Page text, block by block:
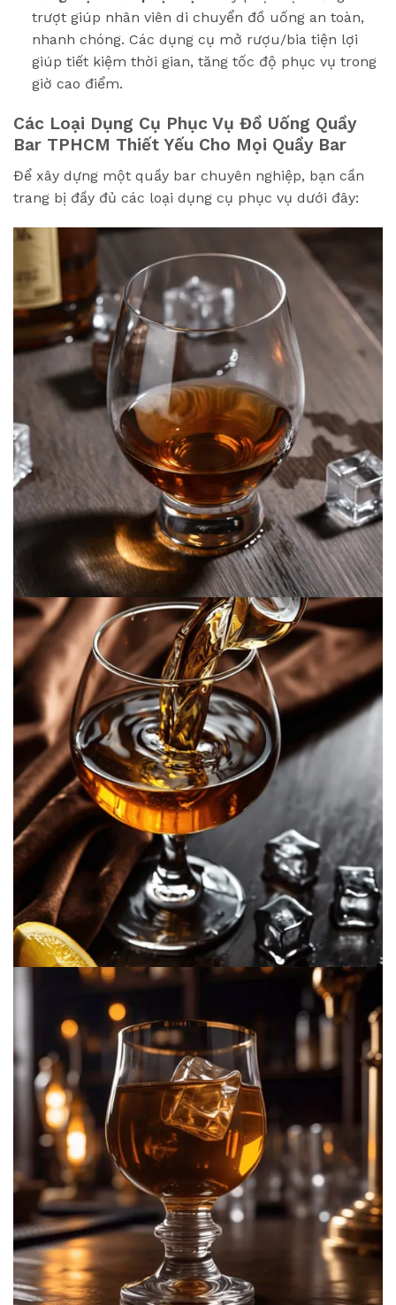
trượt giúp nhân viên di chuyển đồ uống an toàn,
nhanh chóng. Các dụng cụ mở rượu/bia tiện lợi
giúp tiết kiệm thời gian, tăng tốc độ phục vụ trong
giờ cao điểm.
Các Loại Dụng Cụ Phục Vụ Đồ Uống Quầy
Bar TPHCM Thiết Yếu Cho Mọi Quầy Bar
Để xây dựng một quầy bar chuyên nghiệp, bạn cần
trang bị đầy đủ các loại dụng cụ phục vụ dưới đây: